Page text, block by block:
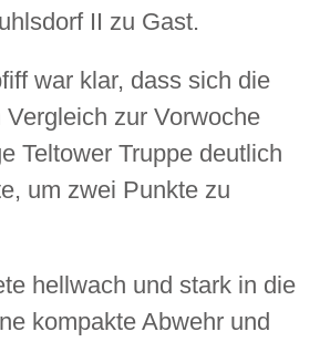
II zu Gast.
war klar, dass sich die
zur Vorwoche
Teltower Truppe deutlich
um zwei Punkte zu
hellwach und stark in die
kompakte Abwehr und